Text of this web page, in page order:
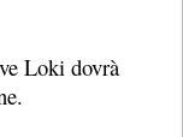
Loki dovrà